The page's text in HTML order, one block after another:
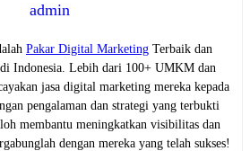
admin
Pakar Digital Marketing Terbaik dan
Indonesia. Lebih dari 100+ UMKM dan
jasa digital marketing mereka kepada
pengalaman dan strategi yang terbukti
membantu meningkatkan visibilitas dan
dengan mereka yang telah sukses!